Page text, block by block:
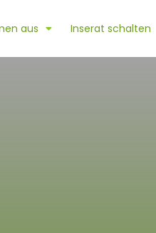
aus Inserat schalten